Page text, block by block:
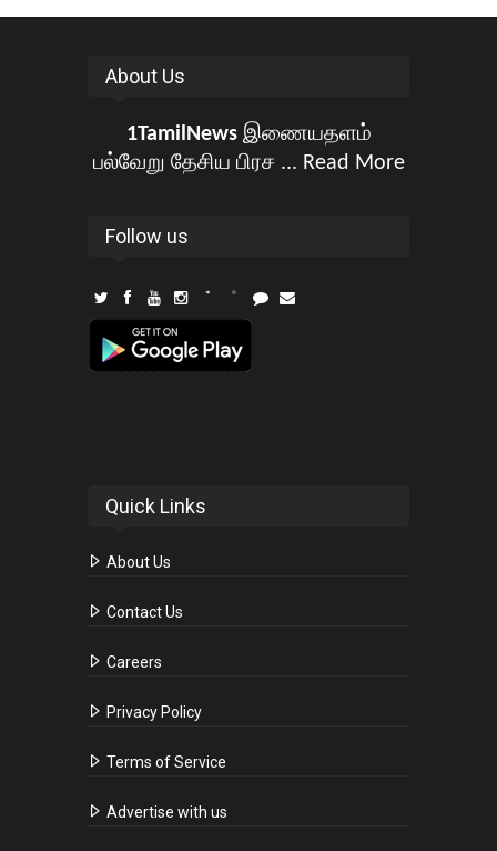
About Us
1TamilNewsஇணையதளம்
பல்வேறு தேசிய பிரச ... Read More
Follow us
Quick Links
About Us
Contact Us
Careers
Privacy Policy
Terms of Service
Advertise with us